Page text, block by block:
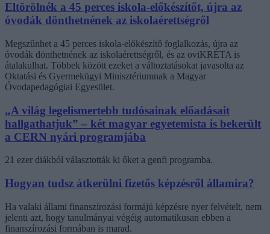
Eltörölnék a 45 perces iskola-előkészítőt, újra az
óvodák dönthetnének az iskolaérettségről
Megszűnhet a 45 perces iskola-előkészítő foglalkozás, újra az
óvodák dönthetnének az iskolaérettségről, és az oviKRÉTA is
átalakulhat. Többek között ezeket a változtatásokat javasolta az
Oktatási és Gyermekügyi Minisztériumnak a Magyar
Óvodapedagógiai Egyesület.
„A világ legelismertebb tudósainak előadásait
hallgathatjuk” – két magyar egyetemista is bekerült
a CERN nyári programjába
21 ezer diákból választották ki őket a genfi programba.
Hogyan tudsz átkerülni fizetős képzésről államira?
Ha valaki állami finanszírozási formájú képzésre nyer felvételt, nem
jelenti azt, hogy tanulmányai végéig automatikusan ebben a
finanszírozási formában is marad.